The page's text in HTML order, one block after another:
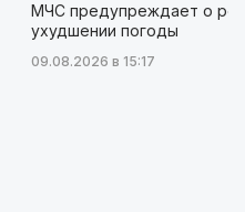
МЧС предупреждает о
ухудшении погоды
09.08.2026 в 15:17